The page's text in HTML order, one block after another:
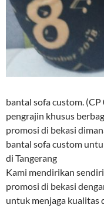
bantal sofa custom.
pengrajin khusus
promosi di bekasi
bantal sofa custom
di Tangerang
Kami mendirikan
promosi di bekasi
untuk menjaga kualitas